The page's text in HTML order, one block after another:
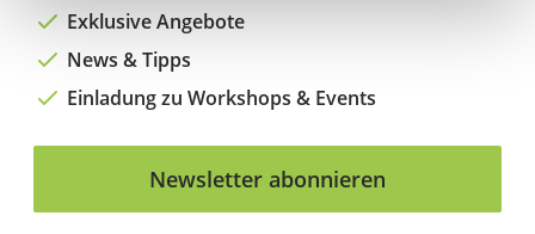
Exklusive Angebote
News & Tipps
Einladung zu Workshops & Events
Newsletter abonnieren